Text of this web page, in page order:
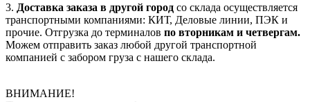
3. Доставка заказа в другой город со склада осуществляется
транспортными компаниями: КИТ, Деловые линии, ПЭК и
прочие. Отгрузка до терминалов по вторникам и четвергам.
Можем отправить заказ любой другой транспортной
компанией с забором груза с нашего склада.
ВНИМАНИЕ!